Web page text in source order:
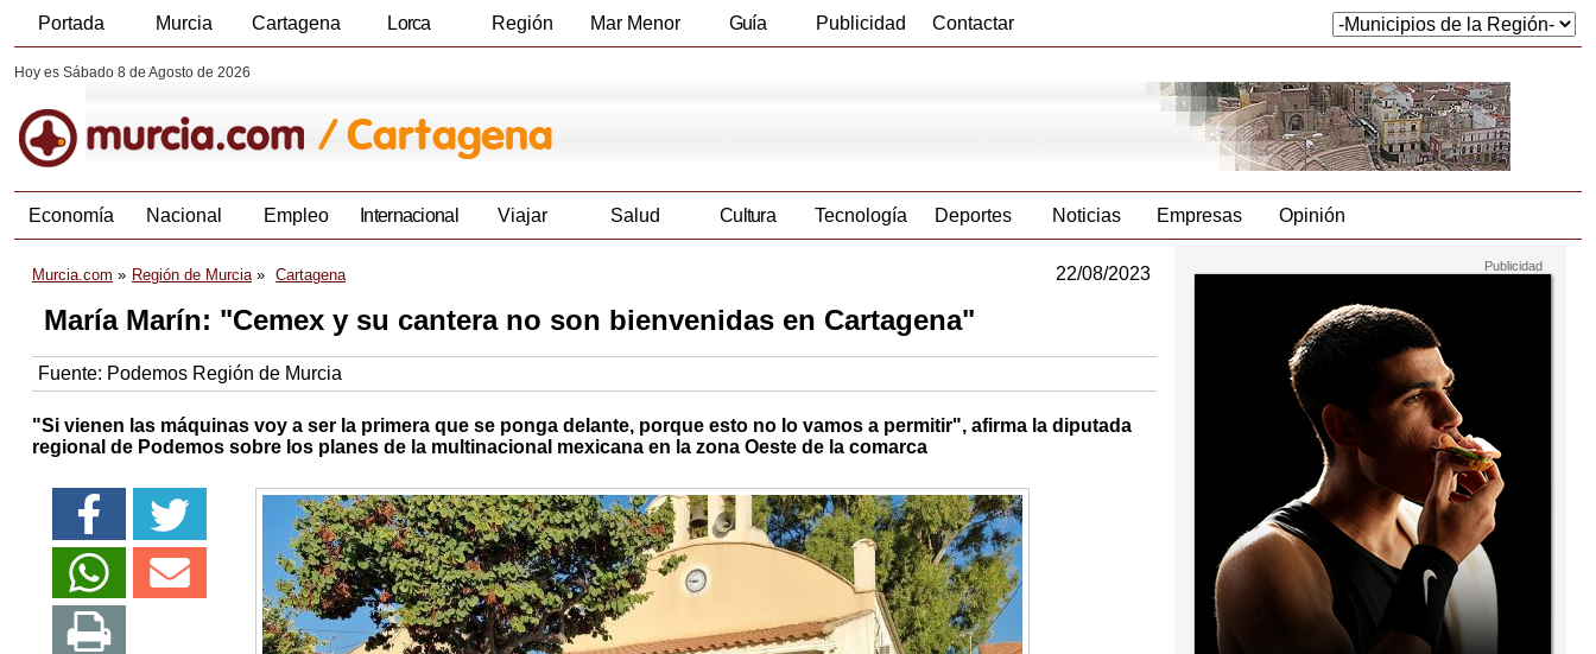
Portada Murcia Cartagena Lorca Región Mar Menor Guía Publicidad Contactar
Hoy es Sábado 8 de Agosto de 2026
Economía Nacional Empleo Internacional Viajar Salud Cultura Tecnología Deportes Noticias Empresas Opinión
Murcia.com Región de Murcia Cartagena 22/08/2023
María Marín: "Cemex y su cantera no son bienvenidas en Cartagena"
Fuente: Podemos Región de Murcia
"Si vienen las máquinas voy a ser la primera que se ponga delante, porque esto no lo vamos a permitir", afirma la diputada
regional de Podemos sobre los planes de la multinacional mexicana en la zona Oeste de la comarca